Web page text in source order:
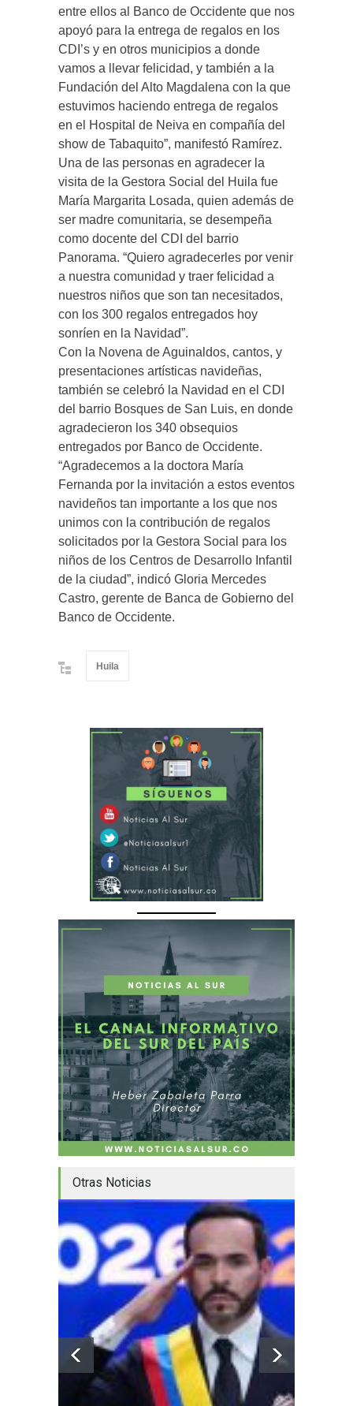
entre ellos al Banco de Occidente que nos
apoyó para la entrega de regalos en los
CDI’s y en otros municipios a donde
vamos a llevar felicidad, y también a la
Fundación del Alto Magdalena con la que
estuvimos haciendo entrega de regalos
en el Hospital de Neiva en compañía del
show de Tabaquito”, manifestó Ramírez.
Una de las personas en agradecer la
visita de la Gestora Social del Huila fue
María Margarita Losada, quien además de
ser madre comunitaria, se desempeña
como docente del CDI del barrio
Panorama. “Quiero agradecerles por venir
a nuestra comunidad y traer felicidad a
nuestros niños que son tan necesitados,
con los 300 regalos entregados hoy
sonríen en la Navidad”.
Con la Novena de Aguinaldos, cantos, y
presentaciones artísticas navideñas,
también se celebró la Navidad en el CDI
del barrio Bosques de San Luis, en donde
agradecieron los 340 obsequios
entregados por Banco de Occidente.
“Agradecemos a la doctora María
Fernanda por la invitación a estos eventos
navideños tan importante a los que nos
unimos con la contribución de regalos
solicitados por la Gestora Social para los
niños de los Centros de Desarrollo Infantil
de la ciudad”, indicó Gloria Mercedes
Castro, gerente de Banca de Gobierno del
Banco de Occidente.
Huila
Otras Noticias